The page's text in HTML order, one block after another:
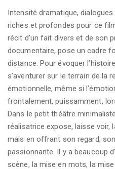
Intensité dramatique,
riches et profondes pour ce
récit d’un fait divers et de son
documentaire, pose un cadre
distance. Pour évoquer
s’aventurer sur le terrain de la
émotionnelle, même si
frontalement, puissamment,
Dans le petit théâtre
réalisatrice expose, laisse voir,
mais en offrant son regard,
passionnante. Il y a beaucoup
scène, la mise en mots, la